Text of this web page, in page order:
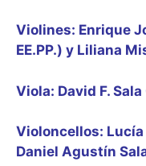
Violines: Enrique
EE.PP.) y Liliana
Viola: David F. Sala
Violoncellos: Lucía
Daniel Agustín